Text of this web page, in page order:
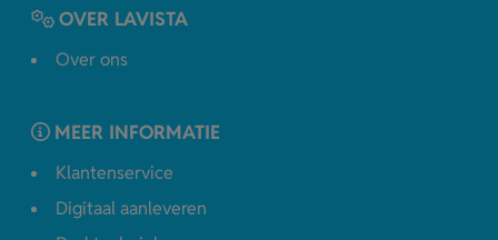
OVER LAVISTA
Over ons
MEER INFORMATIE
Klantenservice
Digitaal aanleveren